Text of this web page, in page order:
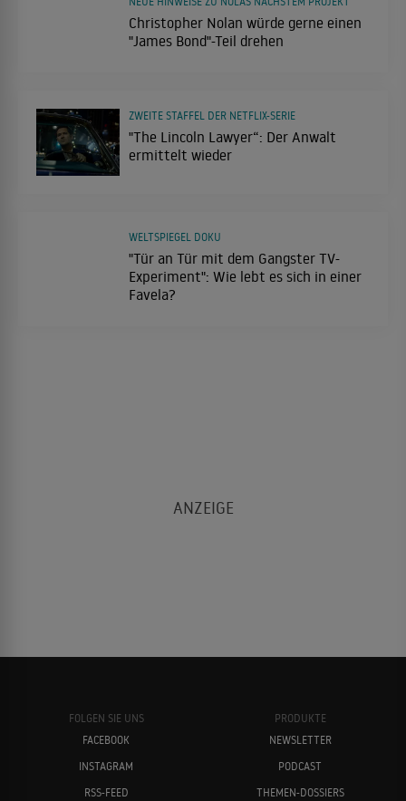
Christopher Nolan würde gerne einen
"James Bond"-Teil drehen
"The Lincoln Lawyer“: Der Anwalt
ermittelt wieder
ZWEITE STAFFEL DER NETFLIX-SERIE
"Tür an Tür mit dem Gangster TV-
Experiment": Wie lebt es sich in einer
Favela?
WELTSPIEGEL DOKU
FOLGEN SIE UNS
FACEBOOK
INSTAGRAM
RSS-FEED
PRODUKTE
NEWSLETTER
PODCAST
THEMEN-DOSSIERS